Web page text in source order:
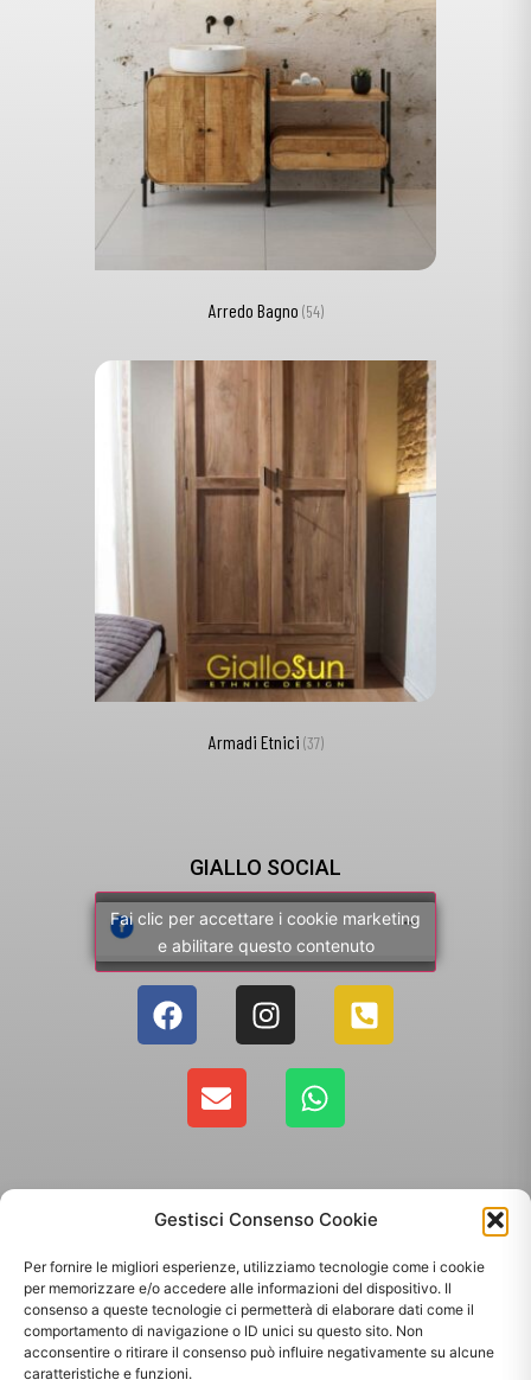
Gestisci Consenso Cookie
Per fornire le migliori esperienze, utilizziamo tecnologie come i cookie
per memorizzare e/o accedere alle informazioni del dispositivo. Il
consenso a queste tecnologie ci permetterà di elaborare dati come il
comportamento di navigazione o ID unici su questo sito. Non
acconsentire o ritirare il consenso può influire negativamente su alcune
caratteristiche e funzioni.
Arredo Bagno (54)
Armadi Etnici (37)
GIALLO SOCIAL
Fai clic per accettare i cookie marketing
e abilitare questo contenuto
Copyright 2025 - Giallo Sun sas di Sandonà Alessandro & C. | Via Roma 106,
35010 Massanzago PD | P.Iva: 03885160287